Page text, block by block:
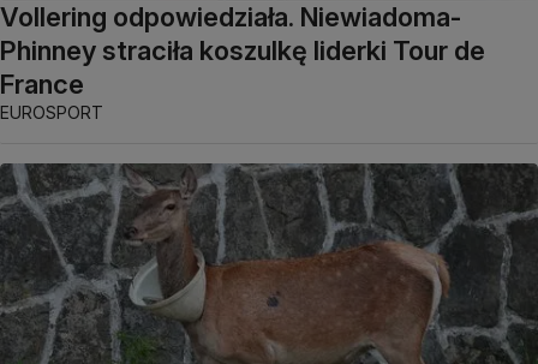
Vollering odpowiedziała. Niewiadoma-
Phinney straciła koszulkę liderki Tour de
France
EUROSPORT